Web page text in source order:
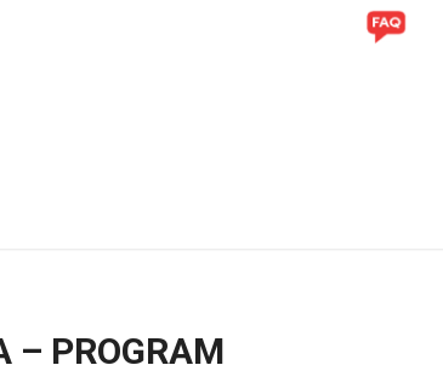
– PROGRAM